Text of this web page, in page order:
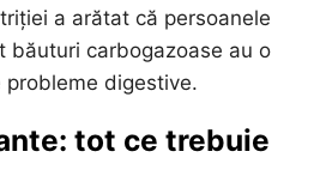
a arătat că persoanele
băuturi carbogazoase au o
digestive.
tot ce trebuie